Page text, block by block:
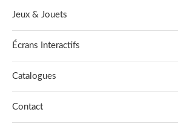
Jeux & Jouets
Écrans Interactifs
Catalogues
Contact